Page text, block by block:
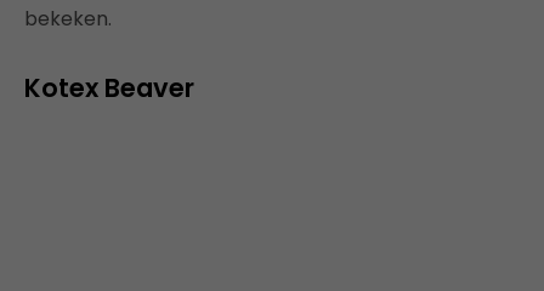
bekeken.
Kotex Beaver